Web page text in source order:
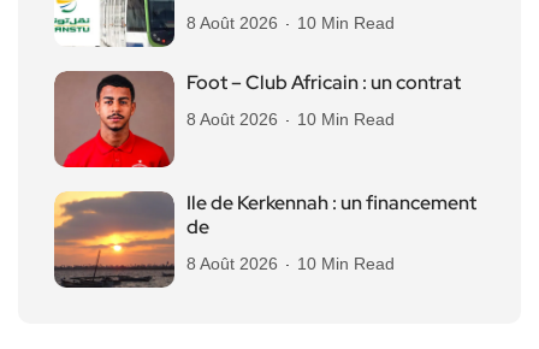
8 Août 2026 10 Min Read
Foot – Club Africain : un contrat
8 Août 2026 10 Min Read
Ile de Kerkennah : un financement
de
8 Août 2026 10 Min Read